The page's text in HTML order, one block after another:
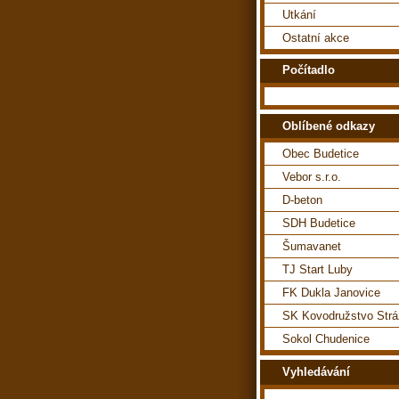
Utkání
Ostatní akce
Počítadlo
Oblíbené odkazy
Obec Budetice
Vebor s.r.o.
D-beton
SDH Budetice
Šumavanet
TJ Start Luby
FK Dukla Janovice
SK Kovodružstvo
Sokol Chudenice
Vyhledávání